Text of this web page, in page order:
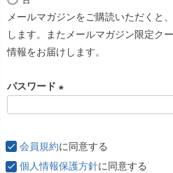
須
)
メールマガジンをご購読いただくと
します。またメールマガジン限定ク
情報をお届けします。
パスワード
須
)
会員規約に同意する
個人情報保護方針に同意する